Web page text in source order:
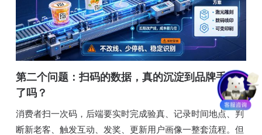
第二个问题：扫码的数据，真的沉淀到品牌手里
了吗？
消费者扫一次码，后端要实时完成验真、记录时间地点、判
断新老客、触发互动、发奖、更新用户画像一整套流程。但